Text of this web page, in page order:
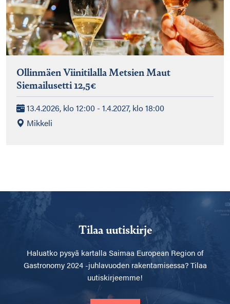
Ollinmäen Viinitilalla Metsien Maut
Siemailusetti 12,5€
13.4.2026, klo 12:00 - 1.4.2027, klo 18:00
Mikkeli
Tilaa uutiskirje
Haluatko pysyä kartalla Saimaa European Region of
Gastronomy 2024 -juhlavuoden rakentamisessa? Tilaa
uutiskirjeemme!